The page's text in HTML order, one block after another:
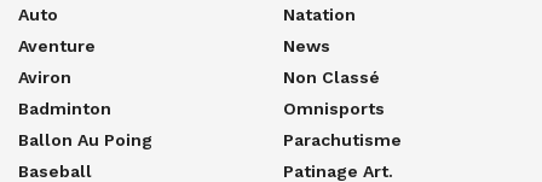
Auto
Aventure
Aviron
Badminton
Ballon Au Poing
Baseball
Natation
News
Non Classé
Omnisports
Parachutisme
Patinage Art.